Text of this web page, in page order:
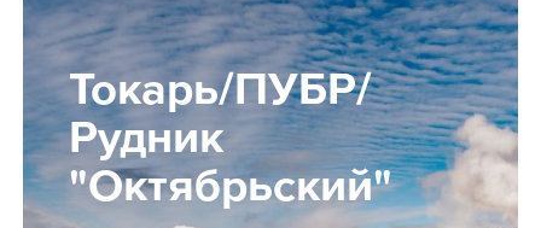
Вакансии
Производство
Офис
Токарь/ПУБР/
Рудник
"Октябрьский"